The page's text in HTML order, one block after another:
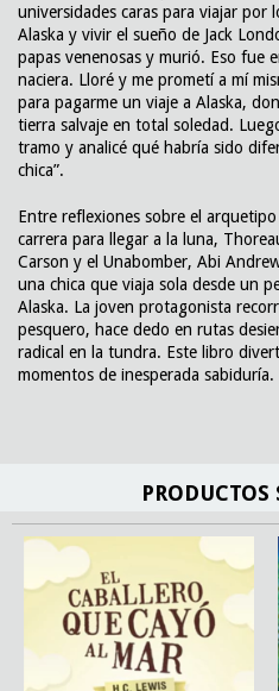
universidades caras para viajar por
Alaska y vivir el sueño de Jack
papas venenosas y murió. Eso fue
naciera. Lloré y me prometí a mí
para pagarme un viaje a Alaska,
tierra salvaje en total soledad.
tramo y analicé qué habría sido
chica”.
Entre reflexiones sobre el
carrera para llegar a la luna,
Carson y el Unabomber, Abi
una chica que viaja sola desde un
Alaska. La joven protagonista
pesquero, hace dedo en rutas
radical en la tundra. Este libro
momentos de inesperada sabiduría.